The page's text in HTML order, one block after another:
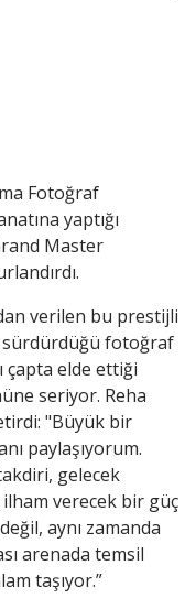
Fotoğraf
yaptığı
Master
verilen bu prestijli
sürdürdüğü fotoğraf
çapta elde ettiği
seriyor. Reha
"Büyük bir
paylaşıyorum.
gelecek
ilham verecek bir güç
aynı zamanda
arenada temsil
taşıyor.”